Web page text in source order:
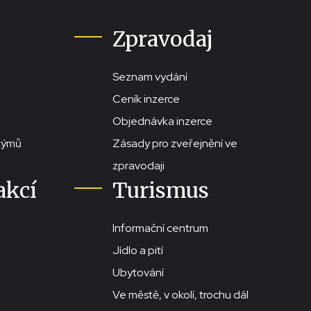
Zpravodaj
Seznam vydání
Ceník inzerce
Objednávka inzerce
Zásady pro zveřejnění ve
zpravodaji
Turismus
Informační centrum
Jídlo a pití
Ubytování
Ve městě, v okolí, trochu dál